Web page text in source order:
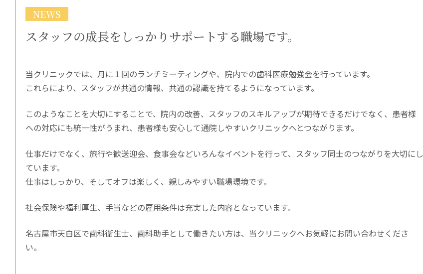
NEWS
スタッフの成長をしっかりサポートする職場です。
当クリニックでは、月に１回のランチミーティングや、院内での歯科医療勉強会を行っています。
これらにより、スタッフが共通の情報、共通の認識を持てるようになっています。
このようなことを大切にすることで、院内の改善、スタッフのスキルアップが期待できるだけでなく、患者様
への対応にも統一性がうまれ、患者様も安心して通院しやすいクリニックへとつながります。
仕事だけでなく、旅行や歓送迎会、食事会などいろんなイベントを行って、スタッフ同士のつながりを大切にし
ています。
仕事はしっかり、そしてオフは楽しく、親しみやすい職場環境です。
社会保険や福利厚生、手当などの雇用条件は充実した内容となっています。
名古屋市天白区で歯科衛生士、歯科助手として働きたい方は、当クリニックへお気軽にお問い合わせくださ
い。